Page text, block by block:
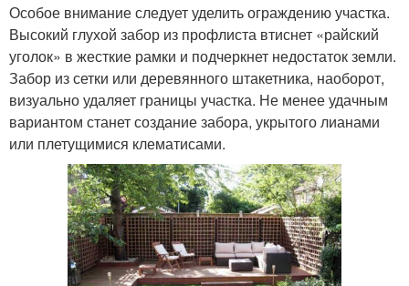
Особое внимание следует уделить ограждению участка.
Высокий глухой забор из профлиста втиснет «райский
уголок» в жесткие рамки и подчеркнет недостаток земли.
Забор из сетки или деревянного штакетника, наоборот,
визуально удаляет границы участка. Не менее удачным
вариантом станет создание забора, укрытого лианами
или плетущимися клематисами.